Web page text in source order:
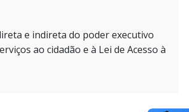
e indireta do poder executivo
ao cidadão e à Lei de Acesso à